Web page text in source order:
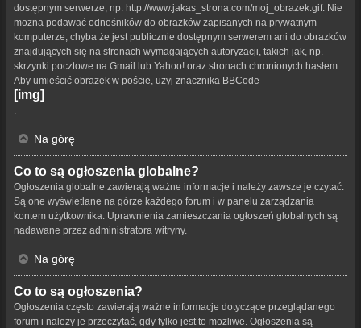
dostępnym serwerze, np. http://www.jakas_strona.com/moj_obrazek.gif. Nie
można podawać odnośników do obrazków zapisanych na prywatnym
komputerze, chyba że jest publicznie dostępnym serwerem ani do obrazków
znajdujących się na stronach wymagających autoryzacji, takich jak, np.
skrzynki pocztowe na Gmail lub Yahoo! oraz stronach chronionych hasłem.
Aby umieścić obrazek w poście, użyj znacznika BBCode
[img]
Na górę
Co to są ogłoszenia globalne?
Ogłoszenia globalne zawierają ważne informacje i należy zawsze je czytać.
Są one wyświetlane na górze każdego forum i w panelu zarządzania
kontem użytkownika. Uprawnienia zamieszczania ogłoszeń globalnych są
nadawane przez administratora witryny.
Na górę
Co to są ogłoszenia?
Ogłoszenia często zawierają ważne informacje dotyczące przeglądanego
forum i należy je przeczytać, gdy tylko jest to możliwe. Ogłoszenia są